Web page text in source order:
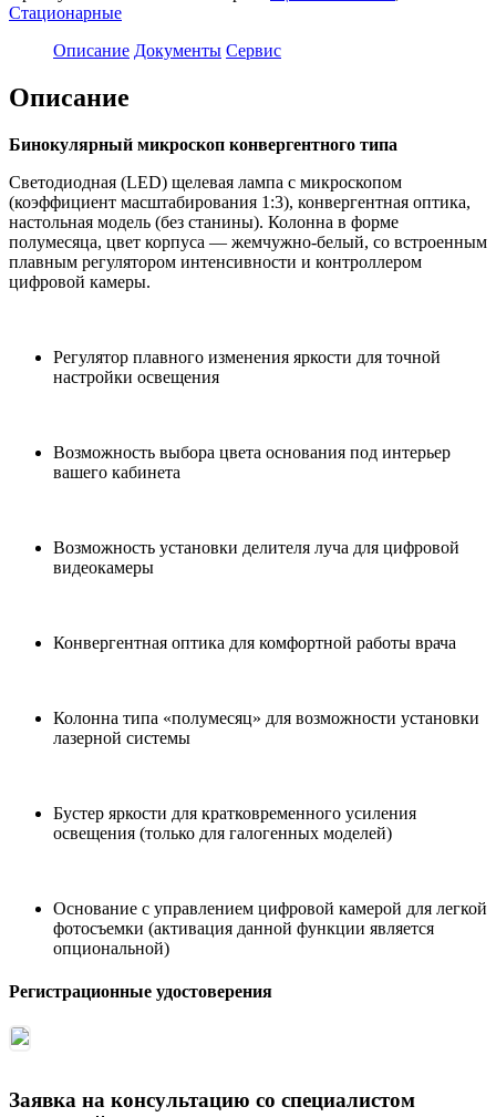
Стационарные
Описание Документы Сервис
Описание
Бинокулярный микроскоп конвергентного типа
Светодиодная (LED) щелевая лампа с микроскопом
(коэффициент масштабирования 1:3), конвергентная оптика,
настольная модель (без станины). Колонна в форме
полумесяца, цвет корпуса — жемчужно-белый, со встроенным
плавным регулятором интенсивности и контроллером
цифровой камеры.
Регулятор плавного изменения яркости для точной
настройки освещения
Возможность выбора цвета основания под интерьер
вашего кабинета
Возможность установки делителя луча для цифровой
видеокамеры
Конвергентная оптика для комфортной работы врача
Колонна типа «полумесяц» для возможности установки
лазерной системы
Бустер яркости для кратковременного усиления
освещения (только для галогенных моделей)
Основание с управлением цифровой камерой для легкой
фотосъемки (активация данной функции является
опциональной)
Регистрационные удостоверения
Заявка на консультацию со специалистом